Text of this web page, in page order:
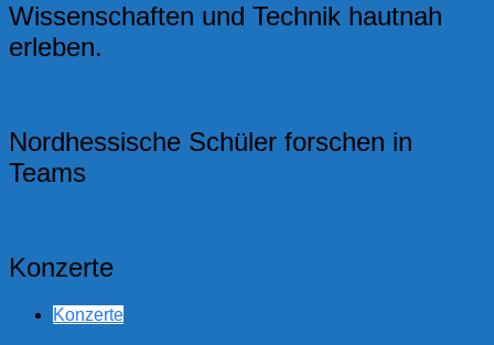
Wissenschaften und Technik hautnah
erleben.
Nordhessische Schüler forschen in
Teams
Konzerte
Konzerte